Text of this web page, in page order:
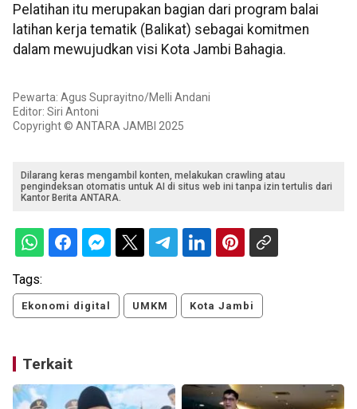
Pelatihan itu merupakan bagian dari program balai
latihan kerja tematik (Balikat) sebagai komitmen
dalam mewujudkan visi Kota Jambi Bahagia.
Pewarta: Agus Suprayitno/Melli Andani
Editor: Siri Antoni
Copyright © ANTARA JAMBI 2025
Dilarang keras mengambil konten, melakukan crawling atau
pengindeksan otomatis untuk AI di situs web ini tanpa izin tertulis dari
Kantor Berita ANTARA.
Tags:
Ekonomi digital UMKM Kota Jambi
Terkait